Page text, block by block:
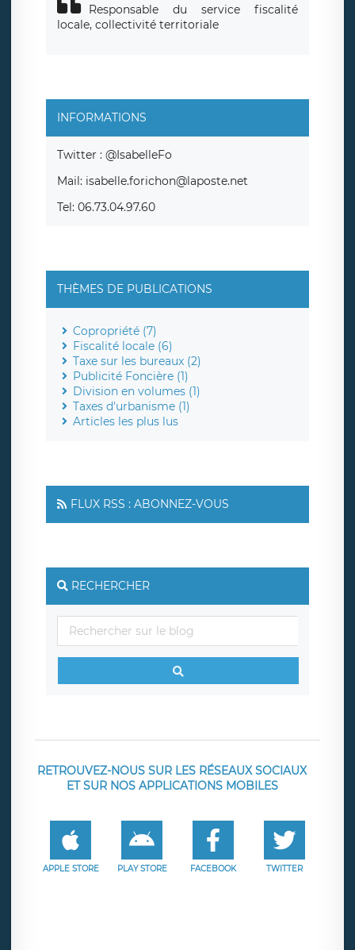
Responsable du service fiscalité
locale, collectivité territoriale
INFORMATIONS
Twitter : @IsabelleFo
Mail: isabelle.forichon@laposte.net
Tel: 06.73.04.97.60
THÈMES DE PUBLICATIONS
Copropriété (7)
Fiscalité locale (6)
Taxe sur les bureaux (2)
Publicité Foncière (1)
Division en volumes (1)
Taxes d'urbanisme (1)
Articles les plus lus
FLUX RSS : ABONNEZ-VOUS
RECHERCHER
RETROUVEZ-NOUS SUR LES RÉSEAUX SOCIAUX
ET SUR NOS APPLICATIONS MOBILES
APPLE STORE PLAY STORE FACEBOOK TWITTER